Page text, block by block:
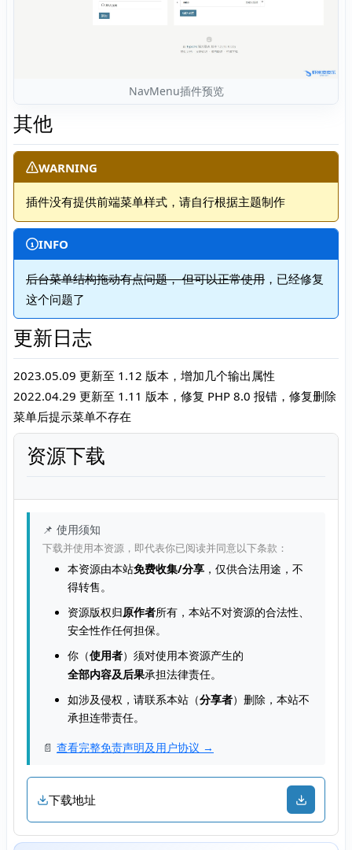
NavMenu插件预览
其他
WARNING
插件没有提供前端菜单样式，请自行根据主题制作
INFO
后台菜单结构拖动有点问题， 但可以正常使用 ，已经修复
这个问题了
更新日志
2023.05.09 更新至 1.12 版本，增加几个输出属性
2022.04.29 更新至 1.11 版本，修复 PHP 8.0 报错，修复删除
菜单后提示菜单不存在
资源下载
📌 使用须知
下载并使用本资源，即代表你已阅读并同意以下条款：
本资源由本站免费收集/分享 ，仅供合法用途，不
得转售。
资源版权归原作者所有，本站不对资源的合法性、
安全性作任何担保。
你（使用者）须对使用本资源产生的
全部内容及后果承担法律责任。
如涉及侵权，请联系本站（分享者）删除，本站不
承担连带责任。
📄 查看完整免责声明及用户协议 →
下载地址